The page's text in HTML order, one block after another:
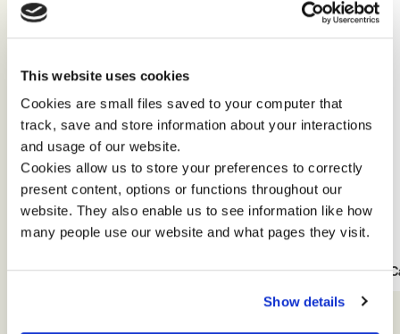
This website uses cookies
Cookies are small files saved to your computer that
track, save and store information about your interactions
and usage of our website.
Cookies allow us to store your preferences to correctly
present content, options or functions throughout our
website. They also enable us to see information like how
many people use our website and what pages they visit.
Show details
Team Development
Team development at BP
Leggi il Case Study Leggi il